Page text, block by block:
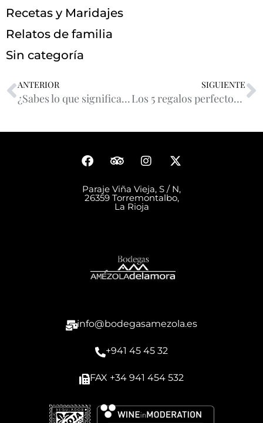
Recetas y Maridajes
Relatos de familia
Sin categoría
ANTERIOR
¿Sabes lo que significa pasar la calificación en nuestra D.O. Ca Rioja?
SIGUIENTE
Los 5 regalos perfectos para amantes del vino en San Valentín
Paraje Viña Vieja, S / N,
26359 Torremontalbo,
La Rioja
info@bodegasamezola.es
+941 45 45 32
FAX +34 941 454 532